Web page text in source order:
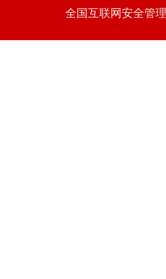
全国互联网安全管